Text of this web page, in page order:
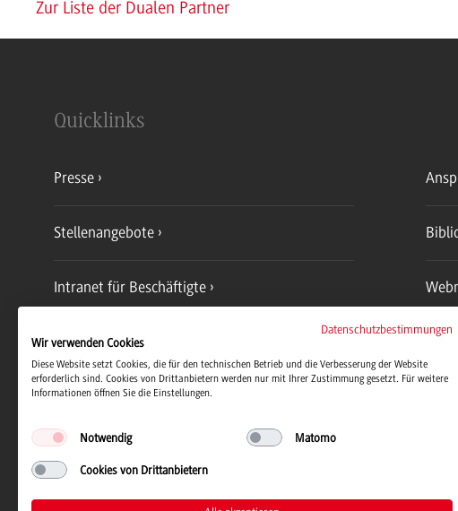
Zur Liste der Dualen Partner
Quicklinks
Presse
Stellenangebote
Intranet für Beschäftigte
Dualis-Notenabfrage
Speiseplan Mensa
Datenschutzbestimmungen
Wir verwenden Cookies
Diese Website setzt Cookies, die für den technischen Betrieb und die Verbesserung der Website
erforderlich sind. Cookies von Drittanbietern werden nur mit Ihrer Zustimmung gesetzt. Für weitere
Informationen öffnen Sie die Einstellungen.
Notwendig Matomo
Cookies von Drittanbietern